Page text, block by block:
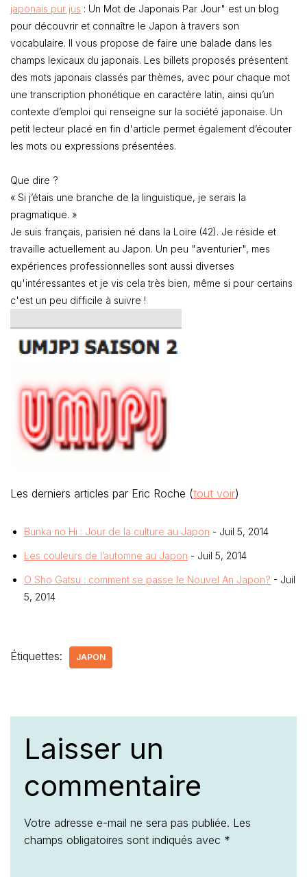
japonais pur jus : Un Mot de Japonais Par Jour" est un blog
pour découvrir et connaître le Japon à travers son
vocabulaire. Il vous propose de faire une balade dans les
champs lexicaux du japonais. Les billets proposés présentent
des mots japonais classés par thèmes, avec pour chaque mot
une transcription phonétique en caractère latin, ainsi qu’un
contexte d’emploi qui renseigne sur la société japonaise. Un
petit lecteur placé en fin d'article permet également d’écouter
les mots ou expressions présentées.
Que dire ?
« Si j’étais une branche de la linguistique, je serais la
pragmatique. »
Je suis français, parisien né dans la Loire (42). Je réside et
travaille actuellement au Japon. Un peu "aventurier", mes
expériences professionnelles sont aussi diverses
qu'intéressantes et je vis cela très bien, même si pour certains
c'est un peu difficile à suivre !
Les derniers articles par Eric Roche (tout voir)
Bunka no Hi : Jour de la culture au Japon - Juil 5, 2014
Les couleurs de l’automne au Japon - Juil 5, 2014
O Sho Gatsu : comment se passe le Nouvel An Japon? - Juil
5, 2014
Étiquettes: JAPON
Laisser un
commentaire
Votre adresse e-mail ne sera pas publiée. Les
champs obligatoires sont indiqués avec *